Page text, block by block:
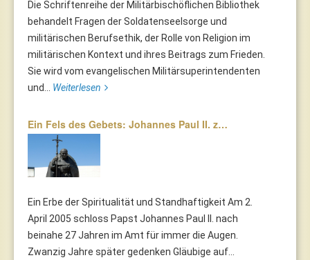
Die Schriftenreihe der Militärbischöflichen Bibliothek
behandelt Fragen der Soldatenseelsorge und
militärischen Berufsethik, der Rolle von Religion im
militärischen Kontext und ihres Beitrags zum Frieden.
Sie wird vom evangelischen Militärsuperintendenten
und... Weiterlesen
Ein Fels des Gebets: Johannes Paul II. z…
Ein Erbe der Spiritualität und Standhaftigkeit Am 2.
April 2005 schloss Papst Johannes Paul II. nach
beinahe 27 Jahren im Amt für immer die Augen.
Zwanzig Jahre später gedenken Gläubige auf...